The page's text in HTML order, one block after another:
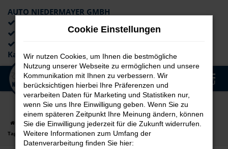
Zum
Hauptinhalt
springen
AUTO NIEDERMAYER GMBH
Lieferung an die Haustür
Kaufabwicklung
MENÜ
Startseite Augsburg Audi Audi Q3
Audi Q3 für Augsburg
Tageszulassung Top Angebote
Cookie Einstellungen
Wir nutzen Cookies, um Ihnen die bestmögliche
Nutzung unserer Webseite zu ermöglichen und unsere
Kommunikation mit Ihnen zu verbessern. Wir
berücksichtigen hierbei Ihre Präferenzen und
verarbeiten Daten für Marketing und Statistiken nur,
wenn Sie uns Ihre Einwilligung geben. Wenn Sie zu
einem späteren Zeitpunkt Ihre Meinung ändern, können
Sie die Einwilligung jederzeit für die Zukunft widerrufen.
Weitere Informationen zum Umfang der
Datenverarbeitung finden Sie hier: